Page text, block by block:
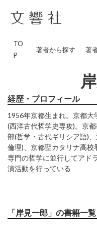
TO
P
著者から探す 著
経歴・プロフィール
1956年京都生まれ。京都
(西洋古代哲学史専攻)。京
部(哲学・古代ギリシア語)
倫理)、京都聖カタリナ高校
専門の哲学に並行してアド
演活動を行っている
「岸見一郎」の書籍一覧